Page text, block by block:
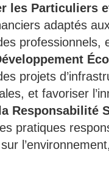
les Particuliers
adaptés
professionnels,
projets
et favoriser
Responsabilité
pratiques